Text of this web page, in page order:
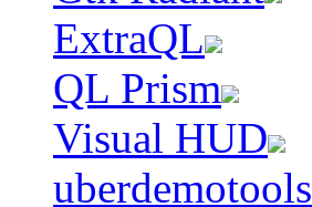
ExtraQL
QL Prism
Visual HUD
uberdemotools